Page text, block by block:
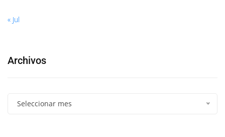
« Jul
Archivos
Seleccionar mes